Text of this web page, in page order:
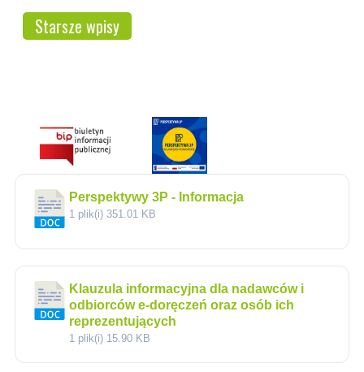
Starsze wpisy
Perspektywy 3P - Informacja
1 plik(i) 351.01 KB
Klauzula informacyjna dla nadawców i
odbiorców e-doręczeń oraz osób ich
reprezentujących
1 plik(i) 15.90 KB